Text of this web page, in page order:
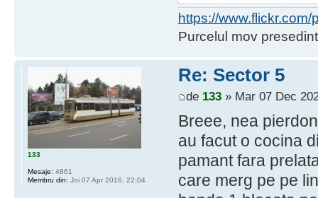
https://
Purcelul mov
Re: Sector 5
de 133» Mar 07 Dec
Breee, nea
au facut o cocina
pamant fara
care merg pe pe
133
Mesaje: 4861
Membru din: Joi 07 Apr 2016, 22:04